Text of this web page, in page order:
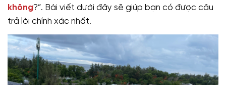
không?”. Bài viết dưới đây sẽ giúp bạn có được câu
trả lời chính xác nhất.